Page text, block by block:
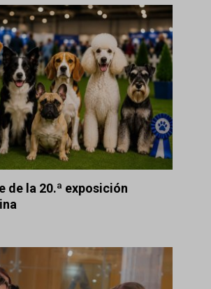
de la 20.ª exposición